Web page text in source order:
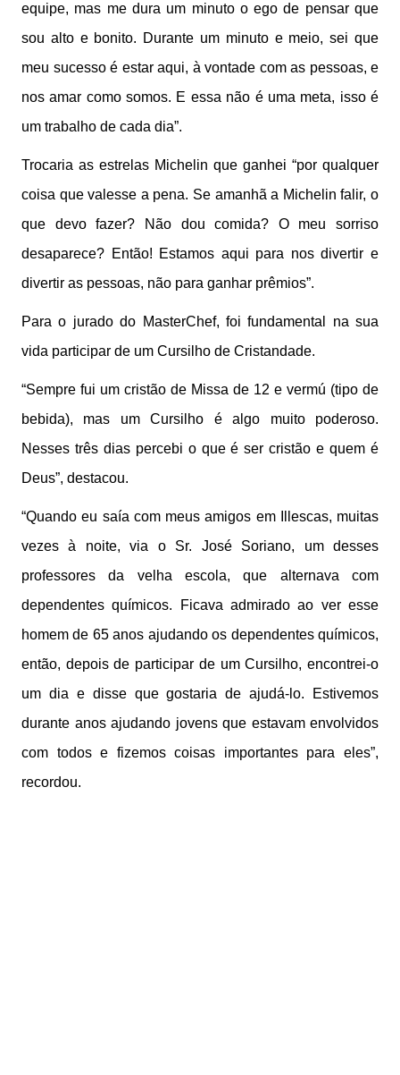
equipe, mas me dura um minuto o ego de pensar que
sou alto e bonito. Durante um minuto e meio, sei que
meu sucesso é estar aqui, à vontade com as pessoas, e
nos amar como somos. E essa não é uma meta, isso é
um trabalho de cada dia”.
Trocaria as estrelas Michelin que ganhei “por qualquer
coisa que valesse a pena. Se amanhã a Michelin falir, o
que devo fazer? Não dou comida? O meu sorriso
desaparece? Então! Estamos aqui para nos divertir e
divertir as pessoas, não para ganhar prêmios”.
Para o jurado do MasterChef, foi fundamental na sua
vida participar de um Cursilho de Cristandade.
“Sempre fui um cristão de Missa de 12 e vermú (tipo de
bebida), mas um Cursilho é algo muito poderoso.
Nesses três dias percebi o que é ser cristão e quem é
Deus”, destacou.
“Quando eu saía com meus amigos em Illescas, muitas
vezes à noite, via o Sr. José Soriano, um desses
professores da velha escola, que alternava com
dependentes químicos. Ficava admirado ao ver esse
homem de 65 anos ajudando os dependentes químicos,
então, depois de participar de um Cursilho, encontrei-o
um dia e disse que gostaria de ajudá-lo. Estivemos
durante anos ajudando jovens que estavam envolvidos
com todos e fizemos coisas importantes para eles”,
recordou.